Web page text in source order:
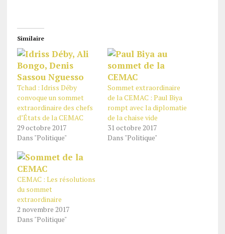
Similaire
Tchad : Idriss Déby
convoque un sommet
extraordinaire des chefs
d’États de la CEMAC
29 octobre 2017
Dans "Politique"
Sommet extraordinaire
de la CEMAC : Paul Biya
rompt avec la diplomatie
de la chaise vide
31 octobre 2017
Dans "Politique"
CEMAC : Les résolutions
du sommet
extraordinaire
2 novembre 2017
Dans "Politique"